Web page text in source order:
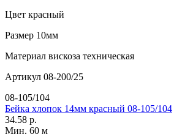
Цвет красный
Размер 10мм
Материал вискоза техническая
Артикул 08-200/25
08-105/104
Бейка хлопок 14мм красный 08-105/104
34.58 р.
Мин. 60 м